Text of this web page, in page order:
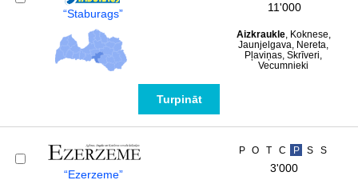
“Staburags” 11'000
Aizkraukle, Koknese,
Jaunjelgava, Nereta,
Pļaviņas, Skrīveri,
Vecumnieki
Turpināt
“Ezerzeme”
P O T C P S S
3'000